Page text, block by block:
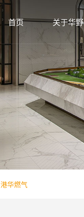
首页 关于华野
港华燃气